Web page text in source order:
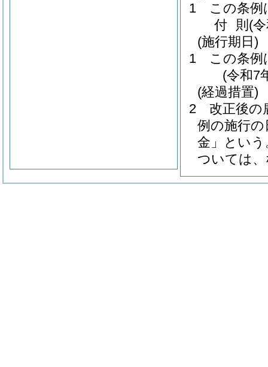
1
この条例
付 則 (
(施行期日)
1
この条例
(令和7
(経過措置)
2
改正後の
例の施行
金」という
ついては